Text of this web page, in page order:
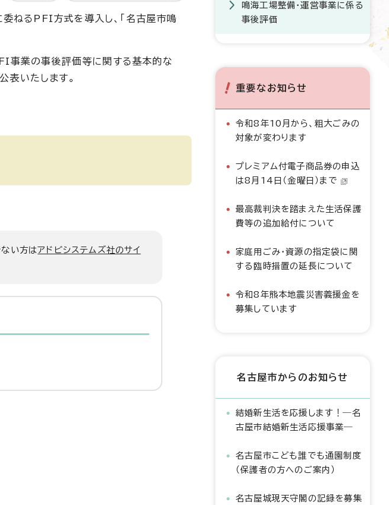
ねるPFI方式を導入し、「名古屋市鳴
事業の事後評価等に関する基本的な
表いたします。
ない方はアドビシステムズ社のサイ
鳴海工場整備・運営事業に係る
事後評価
重要なお知らせ
令和8年10月から、粗大ごみの
対象が変わります
プレミアム付電子商品券の申込
は8月14日（金曜日）まで
最高裁判決を踏まえた生活保護
費等の追加給付について
家庭用ごみ・資源の指定袋に関
する臨時措置の延長について
令和8年熊本地震災害義援金を
募集しています
名古屋市からのお知らせ
結婚新生活を応援します！―名
古屋市結婚新生活応援事業―
名古屋市こども誰でも通園制度
（保護者の方へのご案内）
名古屋城現天守閣の記録を募集